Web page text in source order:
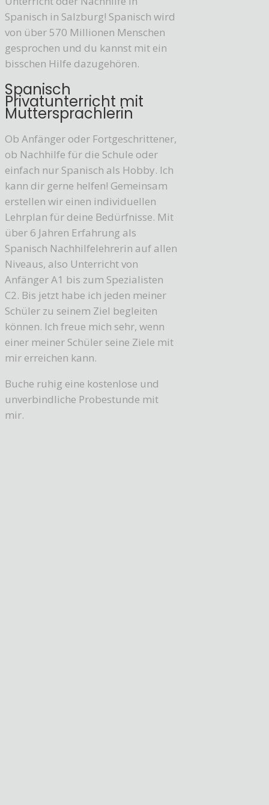
Spanisch in Salzburg! Spanisch wird
von über 570 Millionen Menschen
gesprochen und du kannst mit ein
bisschen Hilfe dazugehören.
Spanisch
Privatunterricht mit
Muttersprachlerin
Ob Anfänger oder Fortgeschrittener,
ob Nachhilfe für die Schule oder
einfach nur Spanisch als Hobby. Ich
kann dir gerne helfen! Gemeinsam
erstellen wir einen individuellen
Lehrplan für deine Bedürfnisse. Mit
über 6 Jahren Erfahrung als
Spanisch Nachhilfelehrerin auf allen
Niveaus, also Unterricht von
Anfänger A1 bis zum Spezialisten
C2. Bis jetzt habe ich jeden meiner
Schüler zu seinem Ziel begleiten
können. Ich freue mich sehr, wenn
einer meiner Schüler seine Ziele mit
mir erreichen kann.
Buche ruhig eine kostenlose und
unverbindliche Probestunde mit
mir.